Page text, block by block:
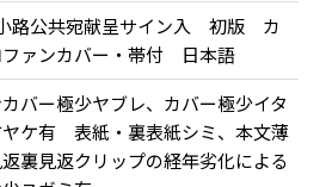
路公共宛献呈サイン入 初版 カ
ァンカバー・帯付 日本語
バー極少ヤブレ、カバー極少イタ
ケ有 表紙・裏表紙シミ、本文薄
裏見返クリップの経年劣化による